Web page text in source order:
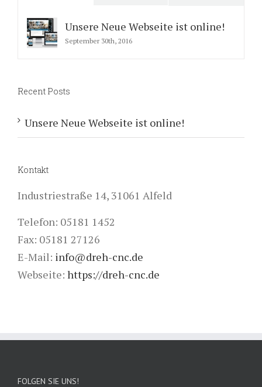
Unsere Neue Webseite ist online!
September 30th, 2016
Recent Posts
Unsere Neue Webseite ist online!
Kontakt
Industriestraße 14, 31061 Alfeld
Telefon: 05181 1452
Fax: 05181 27126
E-Mail: info@dreh-cnc.de
Webseite: https://dreh-cnc.de
FOLGEN SIE UNS!